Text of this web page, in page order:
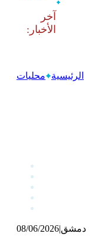
‫آخر
الرئيسية محليات
08/06/2026|دمشق